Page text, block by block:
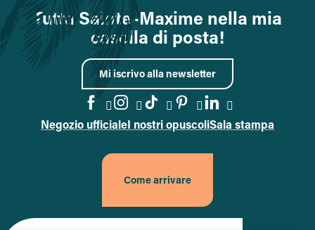
Tutta Sainte-Maxime nella mia
casella di posta!
Mi iscrivo alla newsletter
Vai alla pagina Facebook
Vai alla pagina Instagram
Vai alla pagina TikTok
Vai alla pagina
Accedi alla
Negozio ufficialeI nostri opuscoliSala stampa
Come arrivare